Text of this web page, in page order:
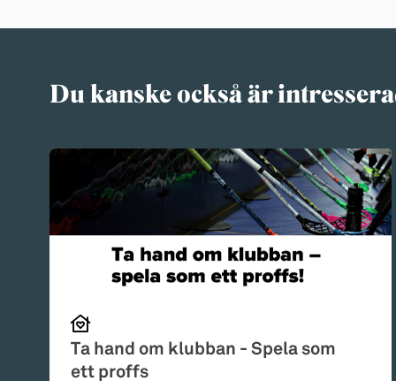
Du kanske också är
Ta hand om klubban - Spela som
ett proffs